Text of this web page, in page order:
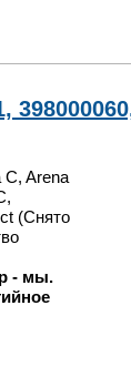
C, Arena
(Снято
- мы.